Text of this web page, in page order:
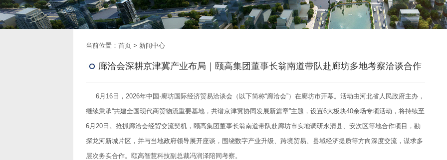
当前位置： 首页 > 新闻中心
廊洽会深耕京津冀产业布局｜颐高集团董事长翁南道带队赴廊坊多地考察洽谈合作
6月16日，2026年中国·廊坊国际经济贸易洽谈会（以下简称“廊洽会”）在廊坊市开幕。活动由河北省人民政府主办，
继续秉承“共建全国现代商贸物流重要基地，共谱京津冀协同发展新篇章”主题，设置6大板块40余场专项活动，将持续至
6月20日。抢抓廊洽会经贸交流契机，颐高集团董事长翁南道带队赴廊坊市实地调研永清县、安次区等地合作项目，勘
探龙河新城片区，并与当地政府领导展开座谈，围绕数字产业升级、跨境贸易、县域经济提质等方向深度交流，谋求多
层次务实合作。颐高智慧科技副总裁冯润泽陪同考察。